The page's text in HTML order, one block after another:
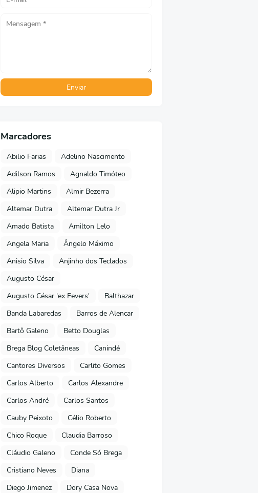
Marcadores
Abilio Farias
Adelino Nascimento
Adilson Ramos
Agnaldo Timóteo
Alipio Martins
Almir Bezerra
Altemar Dutra
Altemar Dutra Jr
Amado Batista
Amilton Lelo
Angela Maria
Ângelo Máximo
Anisio Silva
Anjinho dos Teclados
Augusto César
Augusto César 'ex Fevers'
Balthazar
Banda Labaredas
Barros de Alencar
Bartô Galeno
Betto Douglas
Brega Blog Coletâneas
Canindé
Cantores Diversos
Carlito Gomes
Carlos Alberto
Carlos Alexandre
Carlos André
Carlos Santos
Cauby Peixoto
Célio Roberto
Chico Roque
Claudia Barroso
Cláudio Galeno
Conde Só Brega
Cristiano Neves
Diana
Diego Jimenez
Dory Casa Nova